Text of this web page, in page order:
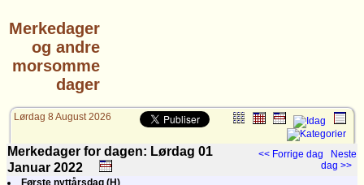
Merkedager
og andre
morsomme
dager
Lørdag 8 August 2026
Merkedager for dagen: Lørdag 01
Januar 2022
<< Forrige dag
Neste
dag >>
Første nyttårsdag (H)